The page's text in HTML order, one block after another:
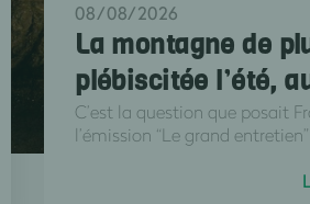
08/08/2026
La montagne de
plébiscitée l’été,
C’est la question que posait
l’émission “Le grand